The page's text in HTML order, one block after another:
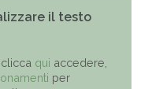
il testo
qui accedere,
per